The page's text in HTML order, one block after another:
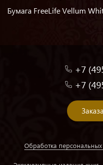
Бумага FreeLife Vellum
+7
+7
Обработка